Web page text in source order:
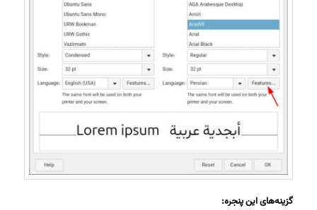
گزینه‌های این پنجره: